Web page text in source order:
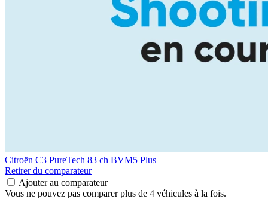
Citroën C3 PureTech 83 ch BVM5 Plus
Retirer du comparateur
Ajouter au comparateur
Vous ne pouvez pas comparer plus de 4 véhicules à la fois.